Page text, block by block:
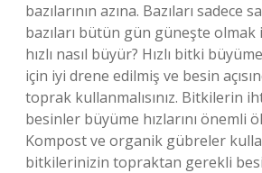
bazılarının azına. Bazıları sadece
bazıları bütün gün güneşte
hızlı nasıl büyür? Hızlı bitki
için iyi drene edilmiş ve besin
toprak kullanmalısınız. Bitkilerin
besinler büyüme hızlarını önemli
Kompost ve organik gübreler
bitkilerinizin topraktan gerekli